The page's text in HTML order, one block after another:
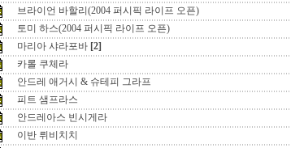
브라이언 바할리(2004 퍼시픽 라이프 오픈)
토미 하스(2004 퍼시픽 라이프 오픈)
마리아 샤라포바 [2]
카롤 쿠체라
안드레 애거시 & 슈테피 그라프
피트 샘프라스
안드레아스 빈시게라
이반 뤼비치치